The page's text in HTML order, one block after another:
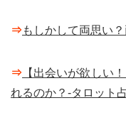
⇒もしかして両思い
⇒ 【出会いが欲しい
れるのか？-タロット